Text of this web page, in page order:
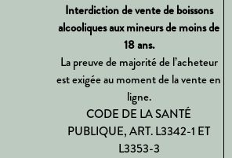
Interdiction de vente de boissons
alcooliques aux mineurs de moins de
18 ans.
La preuve de majorité de l’acheteur
est exigée au moment de la vente en
ligne.
CODE DE LA SANTÉ
PUBLIQUE, ART. L3342-1 ET
L3353-3